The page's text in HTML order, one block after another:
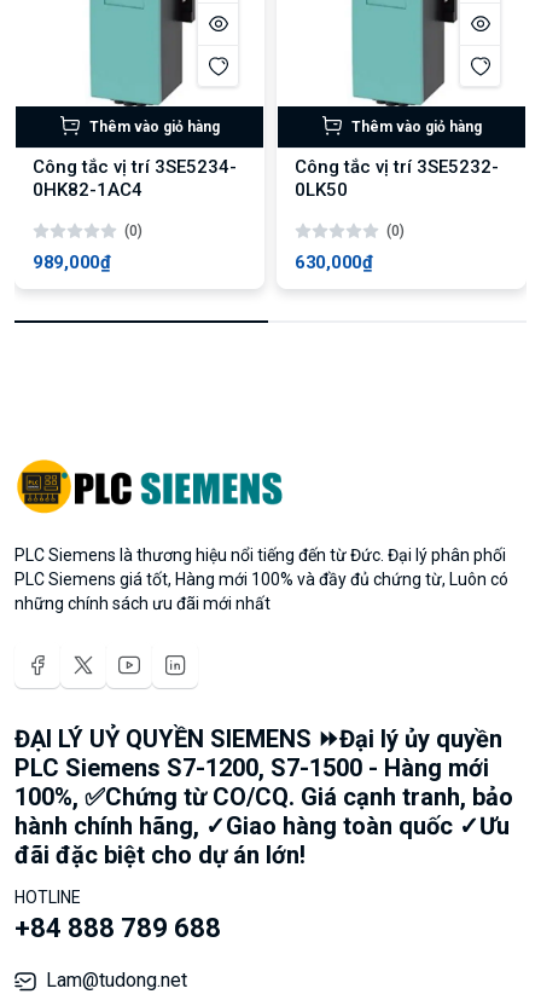
Thêm vào giỏ hàng
Công tắc vị trí 3SE5234-
0HK82-1AC4
(0)
989,000₫
Thêm vào giỏ hàng
Công tắc vị trí 3SE5232-
0LK50
(0)
630,000₫
PLC Siemens là thương hiệu nổi tiếng đến từ Đức. Đại lý phân phối
PLC Siemens giá tốt, Hàng mới 100% và đầy đủ chứng từ, Luôn có
những chính sách ưu đãi mới nhất
ĐẠI LÝ UỶ QUYỀN SIEMENS ⏩Đại lý ủy quyền
PLC Siemens S7-1200, S7-1500 - Hàng mới
100%, ✅Chứng từ CO/CQ. Giá cạnh tranh, bảo
hành chính hãng, ✓Giao hàng toàn quốc ✓Ưu
đãi đặc biệt cho dự án lớn!
HOTLINE
+84 888 789 688
Lam@tudong.net